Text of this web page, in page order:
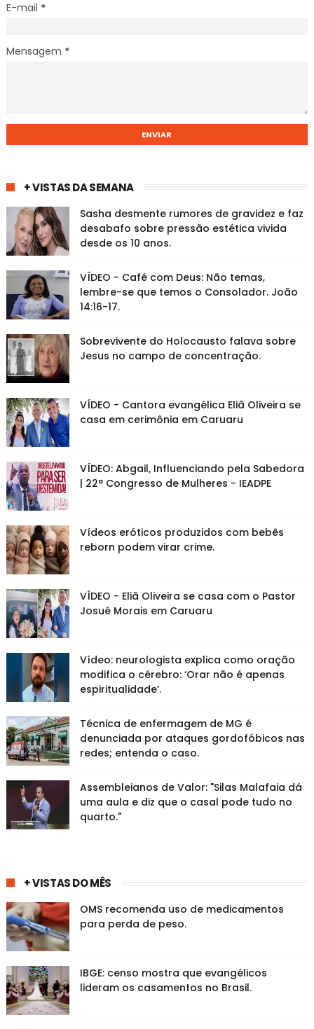
E-mail *
Mensagem *
+ VISTAS DA SEMANA
Sasha desmente rumores de gravidez e faz
desabafo sobre pressão estética vivida
desde os 10 anos.
VÍDEO - Café com Deus: Não temas,
lembre-se que temos o Consolador. João
14:16-17.
Sobrevivente do Holocausto falava sobre
Jesus no campo de concentração.
VÍDEO - Cantora evangélica Eliã Oliveira se
casa em cerimônia em Caruaru
VÍDEO: Abgail, Influenciando pela Sabedora
| 22° Congresso de Mulheres - IEADPE
Vídeos eróticos produzidos com bebês
reborn podem virar crime.
VÍDEO - Eliã Oliveira se casa com o Pastor
Josué Morais em Caruaru
Vídeo: neurologista explica como oração
modifica o cérebro: ‘Orar não é apenas
espiritualidade’.
Técnica de enfermagem de MG é
denunciada por ataques gordofóbicos nas
redes; entenda o caso.
Assembleianos de Valor: "Silas Malafaia dá
uma aula e diz que o casal pode tudo no
quarto."
+ VISTAS DO MÊS
OMS recomenda uso de medicamentos
para perda de peso.
IBGE: censo mostra que evangélicos
lideram os casamentos no Brasil.